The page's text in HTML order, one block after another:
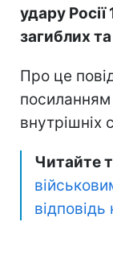
удару
загиблих
Про це
посиланням
внутрішніх
Читайте